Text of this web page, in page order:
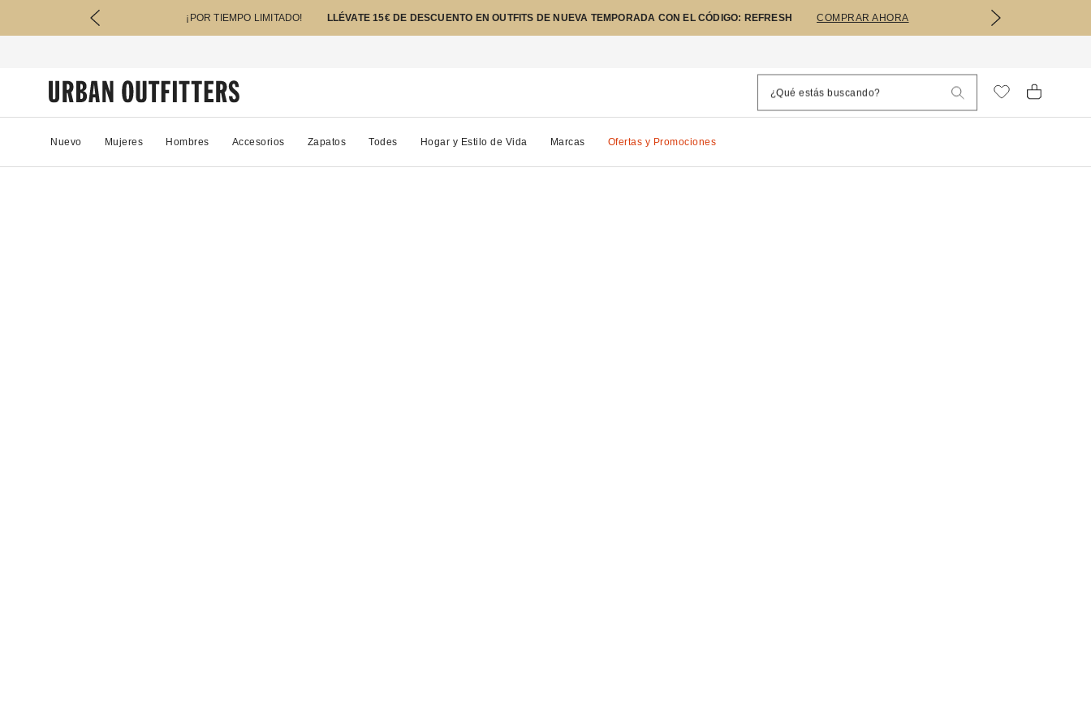
¡POR TIEMPO LIMITADO! LLÉVATE 15€ DE DESCUENTO EN OUTFITS DE NUEVA TEMPORADA CON EL CÓDIGO: REFRESH COMPRAR AHORA
Nuevo Mujeres Hombres Accesorios Zapatos Todes Hogar y Estilo de Vida Marcas Ofertas y Promociones